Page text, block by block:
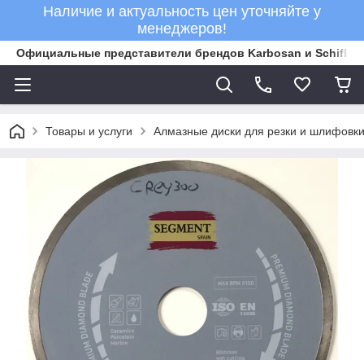
Наличие и актуальность цен уточняйте у
менеджеров!
Официальные представители брендов Karbosan и Schifler
Товары и услуги Алмазные диски для резки и